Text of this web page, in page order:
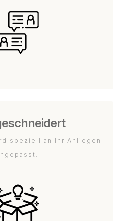
speziell an Ihr Anliegen